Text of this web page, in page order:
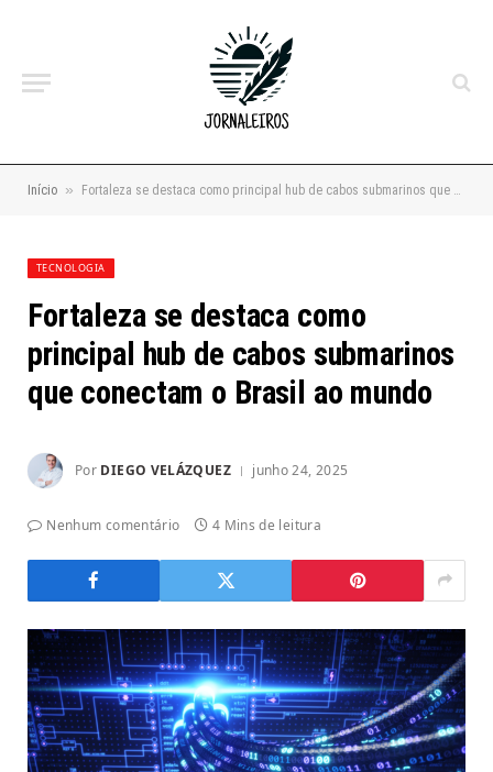
Início » Fortaleza se destaca como principal hub de cabos submarinos que conectam o Brasil ao mundo
TECNOLOGIA
Fortaleza se destaca como
principal hub de cabos submarinos
que conectam o Brasil ao mundo
Por DIEGO VELÁZQUEZ junho 24, 2025
Nenhum comentário 4 Mins de leitura